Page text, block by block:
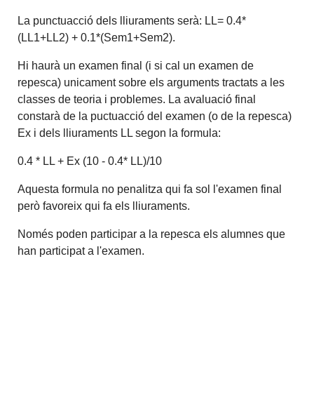
La punctuacció dels lliuraments serà: LL= 0.4*
(LL1+LL2) + 0.1*(Sem1+Sem2).
Hi haurà un examen final (i si cal un examen de
repesca) unicament sobre els arguments tractats a les
classes de teoria i problemes. La avaluació final
constarà de la puctuacció del examen (o de la repesca)
Ex i dels lliuraments LL segon la formula:
0.4 * LL + Ex (10 - 0.4* LL)/10
Aquesta formula no penalitza qui fa sol l'examen final
però favoreix qui fa els lliuraments.
Només poden participar a la repesca els alumnes que
han participat a l'examen.